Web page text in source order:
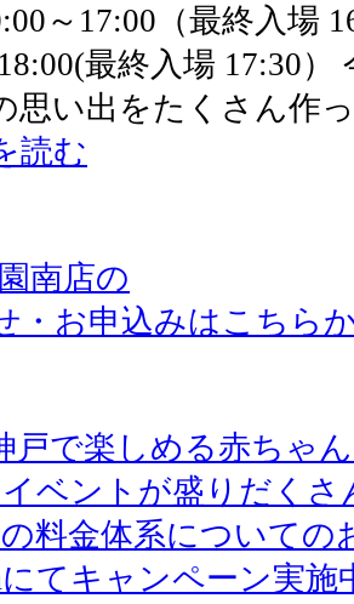
～17:00（最終入場
最終入場 17:30）
思い出をたくさん作
読む
南店の
・お申込みはこちら
戸で楽しめる赤ちゃ
ベントが盛りだくさ
料金体系についての
にてキャンペーン実施